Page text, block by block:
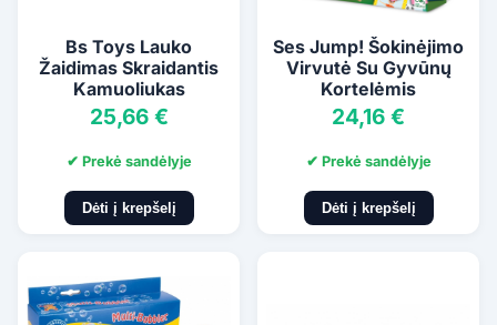
Bs Toys Lauko
Žaidimas Skraidantis
Kamuoliukas
25,66 €
✔ Prekė sandėlyje
Dėti į krepšelį
Ses Jump! Šokinėjimo
Virvutė Su Gyvūnų
Kortelėmis
24,16 €
✔ Prekė sandėlyje
Dėti į krepšelį